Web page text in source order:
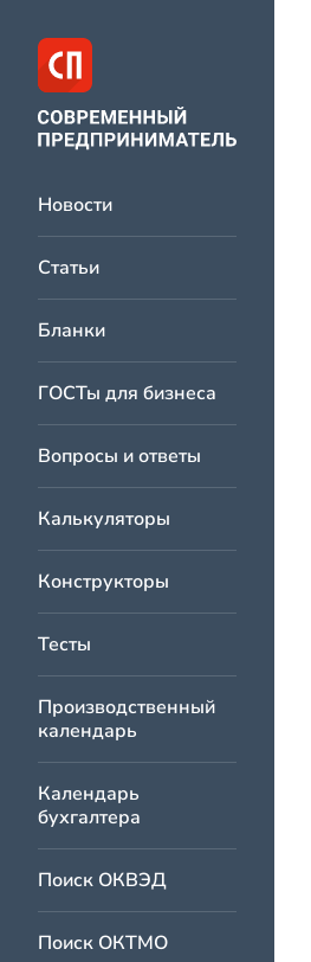
Новости
Статьи
Бланки
ГОСТы для бизнеса
Вопросы и ответы
Калькуляторы
Конструкторы
Тесты
Производственный
календарь
Календарь
бухгалтера
Поиск ОКВЭД
Поиск ОКТМО